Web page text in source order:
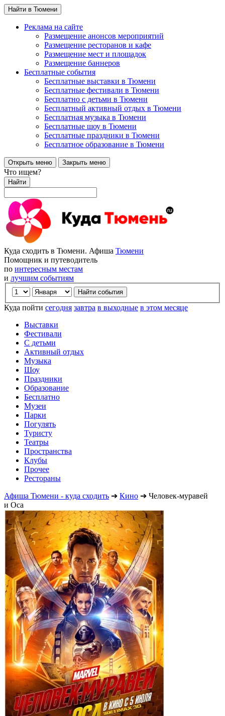
Найти в Тюмени
Реклама на сайте
Размещение анонсов мероприятий
Размещение ресторанов и кафе
Размещение мест и площадок
Размещение баннеров
Бесплатные события
Бесплатные выставки в Тюмени
Бесплатные фестивали в Тюмени
Бесплатно с детьми в Тюмени
Бесплатный активный отдых в Тюмени
Бесплатная музыка в Тюмени
Бесплатные шоу в Тюмени
Бесплатные праздники в Тюмени
Бесплатное образование в Тюмени
Открыть меню Закрыть меню
Что ищем?
Найти
Куда сходить в Тюмени. Афиша Тюмени
Помощник и путеводитель
по интересным местам
и лучшим событиям
Куда пойти сегодня завтра в выходные в этом месяце
Выставки
Фестивали
С детьми
Активный отдых
Музыка
Шоу
Праздники
Образование
Бесплатно
Музеи
Парки
Погулять
Туристу
Театры
Пространства
Клубы
Прочее
Рестораны
Афиша Тюмени - куда сходить ➔ Кино ➔ Человек-муравей
и Оса